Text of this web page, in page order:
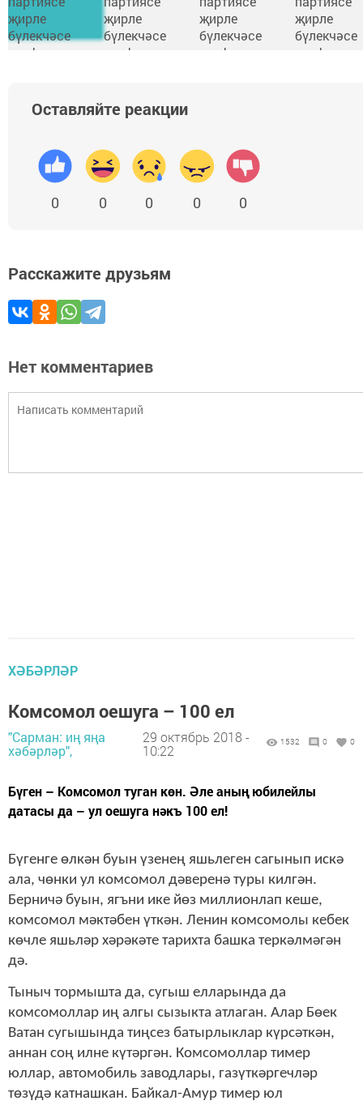
Оставляйте реакции
0 0 0 0 0
Расскажите друзьям
Нет комментариев
ХӘБӘРЛӘР
Комсомол оешуга – 100 ел
"Сарман: иң яңа
хәбәрләр",
29 октябрь 2018 -
10:22
1532 0 0
Бүген – Комсомол туган көн. Әле аның юбилейлы
датасы да – ул оешуга нәкъ 100 ел!
Бүгенге өлкән буын үзенең яшьлеген сагынып искә
ала, чөнки ул комсомол дәверенә туры килгән.
Берничә буын, ягъни ике йөз миллионлап кеше,
комсомол мәктәбен үткән. Ленин комсомолы кебек
көчле яшьләр хәрәкәте тарихта башка теркәлмәгән
дә.
Тыныч тормышта да, сугыш елларында да
комсомоллар иң алгы сызыкта атлаган. Алар Бөек
Ватан сугышында тиңсез батырлыклар күрсәткән,
аннан соң илне күтәргән. Комсомоллар тимер
юллар, автомобиль заводлары, газүт­кәргечләр
төзүдә катнашкан. Байкал-Амур тимер юл